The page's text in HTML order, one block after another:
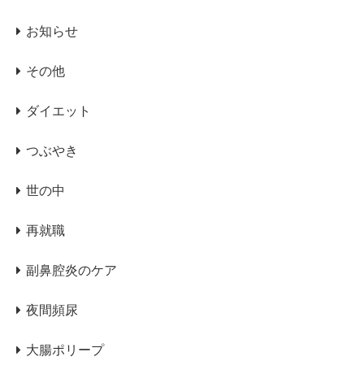
お知らせ
その他
ダイエット
つぶやき
世の中
再就職
副鼻腔炎のケア
夜間頻尿
大腸ポリープ